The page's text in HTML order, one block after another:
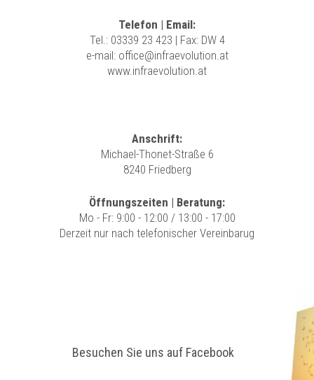
Telefon | Email:
Tel.: 03339 23 423 | Fax: DW 4
e-mail: office@infraevolution.at
www.infraevolution.at
Anschrift:
Michael-Thonet-Straße 6
8240 Friedberg
Öffnungszeiten | Beratung:
Mo - Fr: 9:00 - 12:00 / 13:00 - 17:00
Derzeit nur nach telefonischer Vereinbarug
Besuchen Sie uns auf Facebook